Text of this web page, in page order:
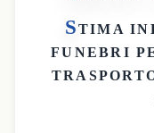
STIMA
FUNEBRI